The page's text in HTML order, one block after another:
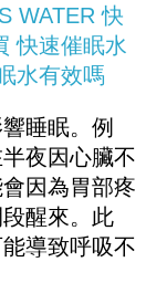
WATER 快
快速催眠水
水有效嗎
睡眠。例
夜因心臟不
因為胃部疼
醒來。此
導致呼吸不